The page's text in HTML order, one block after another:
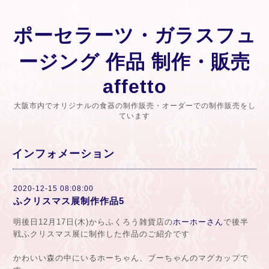
ポーセラーツ・ガラスフュ
ージング 作品 制作・販売
affetto
大阪市内でオリジナルの食器の制作販売・オーダーでの制作販売をし
ています
インフォメーション
2020-12-15 08:08:00
ふクリスマス展制作作品5
明後日12月17日(木)からふくろう雑貨店のホーホーさん で後半
戦ふクリスマス展に制作した作品のご紹介です
かわいい森の中にいるホーちゃん、ブーちゃんのマグカップで